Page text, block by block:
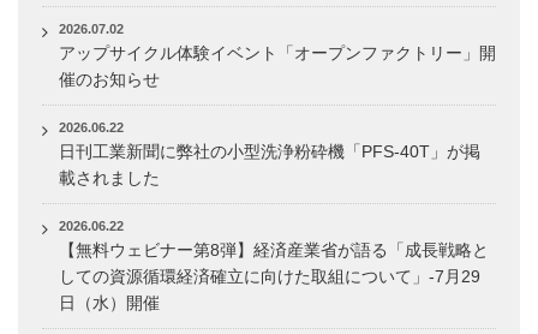
2026.07.02
アップサイクル体験イベント「オープンファクトリー」開
催のお知らせ
2026.06.22
日刊工業新聞に弊社の小型洗浄粉砕機「PFS-40T」が掲
載されました
2026.06.22
【無料ウェビナー第8弾】経済産業省が語る「成長戦略と
しての資源循環経済確立に向けた取組について」-7月29
日（水）開催